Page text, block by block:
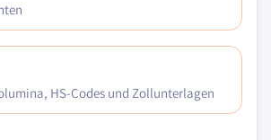
HS-Codes und Zollunterlagen